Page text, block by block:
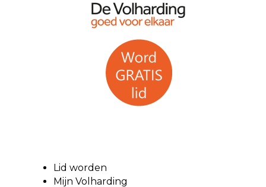
Lid worden
Mijn Volharding